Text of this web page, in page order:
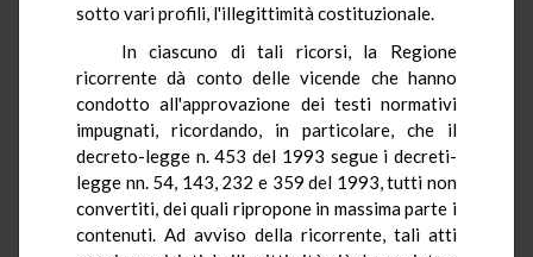
sotto vari profili, l'illegittimità costituzionale.
In ciascuno di tali ricorsi, la Regione
ricorrente dà conto delle vicende che hanno
condotto all'approvazione dei testi normativi
impugnati, ricordando, in particolare, che il
decreto-legge n. 453 del 1993 segue i decreti-
legge nn. 54, 143, 232 e 359 del 1993, tutti non
convertiti, dei quali ripropone in massima parte i
contenuti. Ad avviso della ricorrente, tali atti